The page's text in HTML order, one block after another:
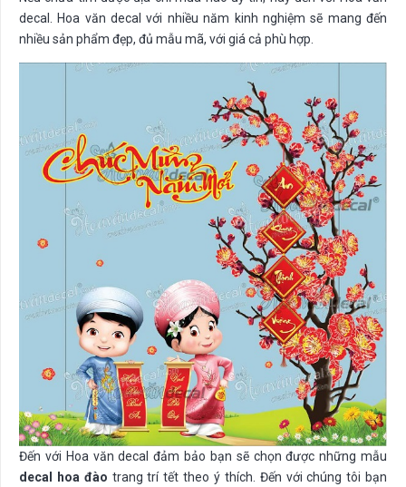
decal. Hoa văn decal với nhiều năm kinh nghiệm sẽ mang đến
nhiều sản phẩm đẹp, đủ mẫu mã, với giá cả phù hợp.
Đến với Hoa văn decal đảm bảo bạn sẽ chọn được những mẫu
decal hoa đào trang trí tết theo ý thích. Đến với chúng tôi bạn